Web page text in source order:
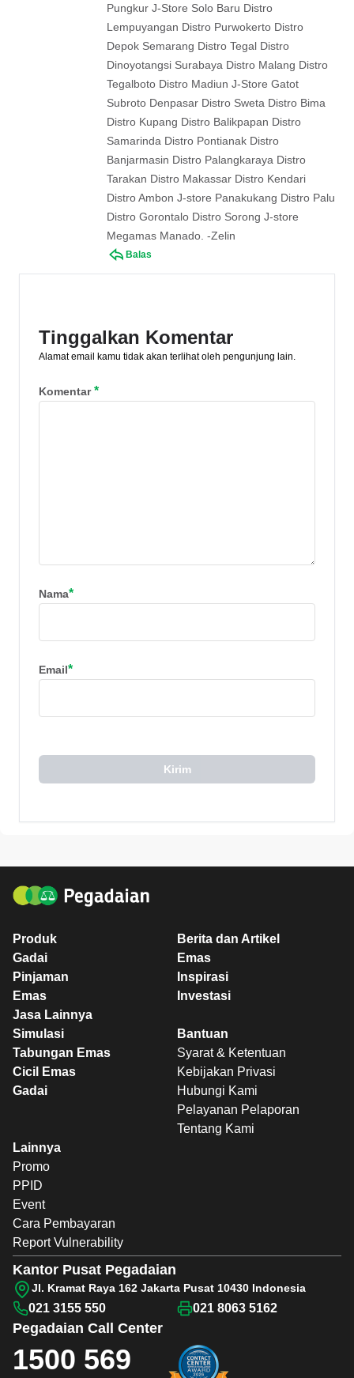
Pungkur J-Store Solo Baru Distro
Lempuyangan Distro Purwokerto Distro
Depok Semarang Distro Tegal Distro
Dinoyotangsi Surabaya Distro Malang Distro
Tegalboto Distro Madiun J-Store Gatot
Subroto Denpasar Distro Sweta Distro Bima
Distro Kupang Distro Balikpapan Distro
Samarinda Distro Pontianak Distro
Banjarmasin Distro Palangkaraya Distro
Tarakan Distro Makassar Distro Kendari
Distro Ambon J-store Panakukang Distro Palu
Distro Gorontalo Distro Sorong J-store
Megamas Manado. -Zelin
Balas
Tinggalkan Komentar
Alamat email kamu tidak akan terlihat oleh pengunjung lain.
Komentar*
Nama*
Email*
Kirim
Produk
Gadai
Pinjaman
Emas
Jasa Lainnya
Berita dan Artikel
Emas
Inspirasi
Investasi
Simulasi
Tabungan Emas
Cicil Emas
Gadai
Bantuan
Syarat & Ketentuan
Kebijakan Privasi
Hubungi Kami
Pelayanan Pelaporan
Tentang Kami
Lainnya
Promo
PPID
Event
Cara Pembayaran
Report Vulnerability
Pegadaian Call Center
1500 569
Kantor Pusat Pegadaian
Jl. Kramat Raya 162 Jakarta Pusat 10430 Indonesia
021 3155 550 021 8063 5162